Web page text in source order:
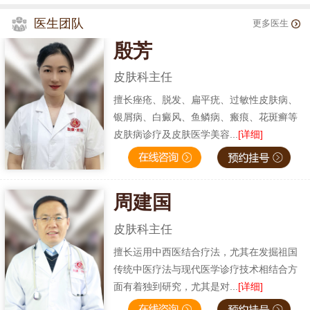
医生团队 更多医生
殷芳
皮肤科主任
擅长痤疮、脱发、扁平疣、过敏性皮肤病、
银屑病、白癜风、鱼鳞病、瘢痕、花斑癣等
皮肤病诊疗及皮肤医学美容... [详细]
周建国
皮肤科主任
擅长运用中西医结合疗法，尤其在发掘祖国
传统中医疗法与现代医学诊疗技术相结合方
面有着独到研究，尤其是对... [详细]